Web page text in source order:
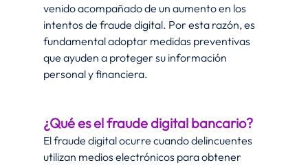
venido acompañado de un aumento en los
intentos de fraude digital. Por esta razón, es
fundamental adoptar medidas preventivas
que ayuden a proteger su información
personal y financiera.
¿Qué es el fraude digital bancario?
El fraude digital ocurre cuando delincuentes
utilizan medios electrónicos para obtener